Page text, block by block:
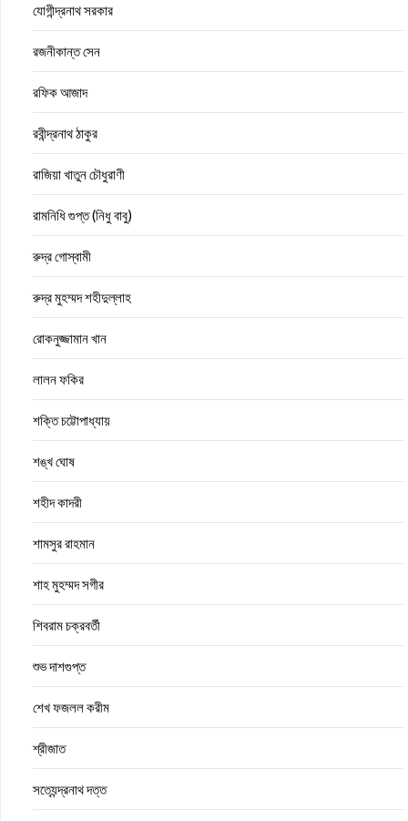
যোগীন্দ্রনাথ সরকার
রজনীকান্ত সেন
রফিক আজাদ
রবীন্দ্রনাথ ঠাকুর
রাজিয়া খাতুন চৌধুরাণী
রামনিধি গুপ্ত (নিধু বাবু)
রুদ্র গোস্বামী
রুদ্র মুহম্মদ শহীদুল্লাহ
রোকনুজ্জামান খান
লালন ফকির
শক্তি চট্টোপাধ্যায়
শঙ্খ ঘোষ
শহীদ কাদরী
শামসুর রাহমান
শাহ মুহম্মদ সগীর
শিবরাম চক্রবর্তী
শুভ দাশগুপ্ত
শেখ ফজলল করীম
শ্রীজাত
সত্যেন্দ্রনাথ দত্ত